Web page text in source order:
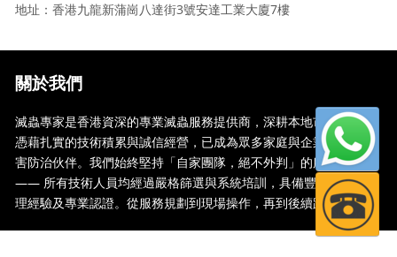
地址：香港九龍新蒲崗八達街3號安達工業大廈7樓
關於我們
滅蟲專家是香港資深的專業滅蟲服務提供商，深耕本地市場多年，
憑藉扎實的技術積累與誠信經營，已成為眾多家庭與企業信賴的蟲
害防治伙伴。我們始終堅持「自家團隊，絕不外判」的服務承諾
—— 所有技術人員均經過嚴格篩選與系統培訓，具備豐富的現場處
理經驗及專業認證。從服務規劃到現場操作，再到後續跟蹤，全...